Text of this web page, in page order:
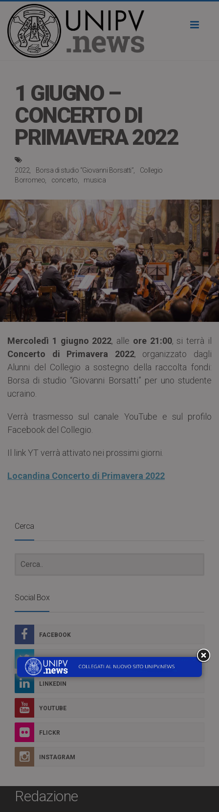
1 GIUGNO –
CONCERTO DI
PRIMAVERA 2022
2022 Borsa di studio “Giovanni Borsatti”
Collegio
Borromeo
concerto musica
Mercoledì 1 giugno 2022, alle ore 21:00, si terrà il
Concerto di Primavera 2022, organizzato dagli
Alunni del Collegio a sostegno della raccolta fondi:
Borsa di studio “Giovanni Borsatti” per uno studente
ucraino.
Verrà trasmesso sul canale YouTube e sul profilo
Facebook del Collegio.
Il link YT verrà attivato nei prossimi giorni.
Locandina Concerto di Primavera 2022
Cerca
Social Box
FACEBOOK
TWITTER
LINKEDIN
YOUTUBE
FLICKR
INSTAGRAM
Redazione